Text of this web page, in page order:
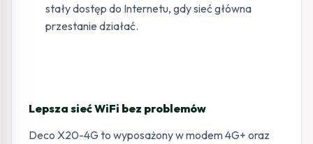
stały dostęp do Internetu, gdy sieć główna
przestanie działać.
Lepsza sieć WiFi bez problemów
Deco X20-4G to wyposażony w modem 4G+ oraz